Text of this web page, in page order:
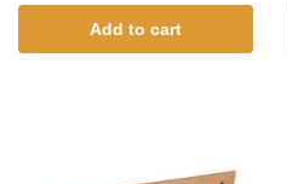
Add to cart